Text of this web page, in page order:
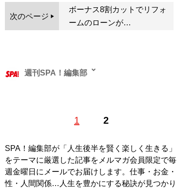
次のページ
ボーナス8割カットでリフォ
ームのローンが…
1 2
週刊SPA！編集部
SPA！編集部が「人生後半を賢く楽しく生きる」
をテーマに厳選した記事をメルマガ会員限定で毎
週金曜日にメールでお届けします。仕事・お金・
性・人間関係…人生を豊かにする秘訣が見つかり